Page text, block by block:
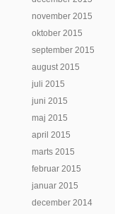
november 2015
oktober 2015
september 2015
august 2015
juli 2015
juni 2015
maj 2015
april 2015
marts 2015
februar 2015
januar 2015
december 2014